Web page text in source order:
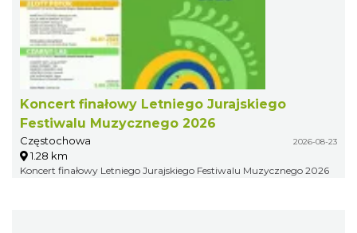
Koncert finałowy Letniego Jurajskiego
Festiwalu Muzycznego 2026
Częstochowa 2026-08-23
1.28 km
Koncert finałowy Letniego Jurajskiego Festiwalu Muzycznego 2026